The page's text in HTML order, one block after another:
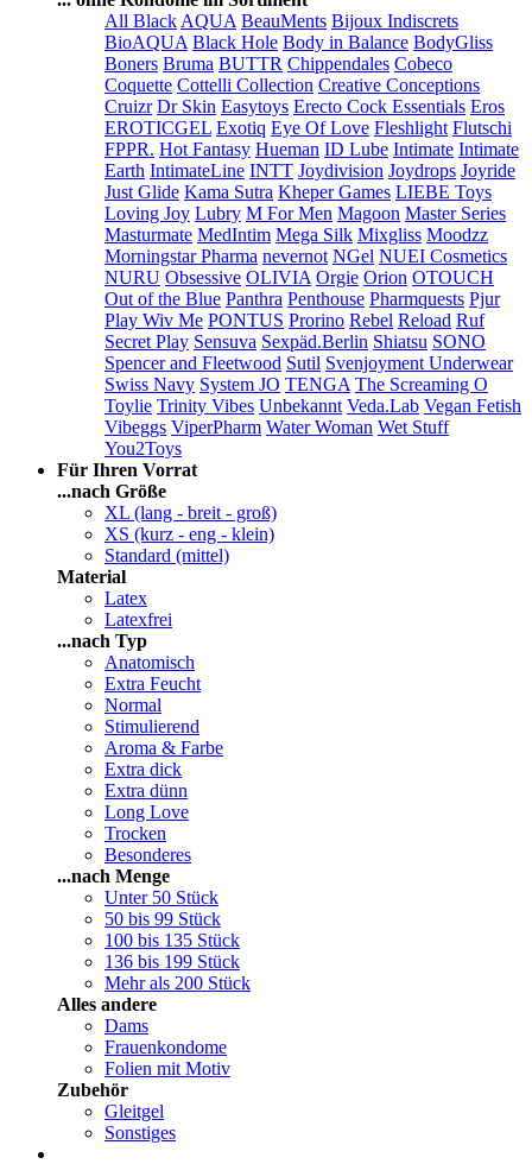
All Black AQUA BeauMents Bijoux Indiscrets
BioAQUA Black Hole Body in Balance BodyGliss
Boners Bruma BUTTR Chippendales Cobeco
Coquette Cottelli Collection Creative Conceptions
Cruizr Dr Skin Easytoys Erecto Cock Essentials Eros
EROTICGEL Exotiq Eye Of Love Fleshlight Flutschi
FPPR. Hot Fantasy Hueman ID Lube Intimate Intimate
Earth IntimateLine INTT Joydivision Joydrops Joyride
Just Glide Kama Sutra Kheper Games LIEBE Toys
Loving Joy Lubry M For Men Magoon Master Series
Masturmate MedIntim Mega Silk Mixgliss Moodzz
Morningstar Pharma nevernot NGel NUEI Cosmetics
NURU Obsessive OLIVIA Orgie Orion OTOUCH
Out of the Blue Panthra Penthouse Pharmquests Pjur
Play Wiv Me PONTUS Prorino Rebel Reload Ruf
Secret Play Sensuva Sexpäd.Berlin Shiatsu SONO
Spencer and Fleetwood Sutil Svenjoyment Underwear
Swiss Navy System JO TENGA The Screaming O
Toylie Trinity Vibes Unbekannt Veda.Lab Vegan Fetish
Vibeggs ViperPharm Water Woman Wet Stuff
You2Toys
Für Ihren Vorrat
...nach Größe
XL (lang - breit - groß)
XS (kurz - eng - klein)
Standard (mittel)
Material
Latex
Latexfrei
...nach Typ
Anatomisch
Extra Feucht
Normal
Stimulierend
Aroma & Farbe
Extra dick
Extra dünn
Long Love
Trocken
Besonderes
...nach Menge
Unter 50 Stück
50 bis 99 Stück
100 bis 135 Stück
136 bis 199 Stück
Mehr als 200 Stück
Alles andere
Dams
Frauenkondome
Folien mit Motiv
Zubehör
Gleitgel
Sonstiges